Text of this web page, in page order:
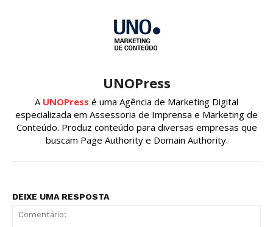
UNOPress
A UNOPress é uma Agência de Marketing Digital
especializada em Assessoria de Imprensa e Marketing de
Conteúdo. Produz conteúdo para diversas empresas que
buscam Page Authority e Domain Authority.
DEIXE UMA RESPOSTA